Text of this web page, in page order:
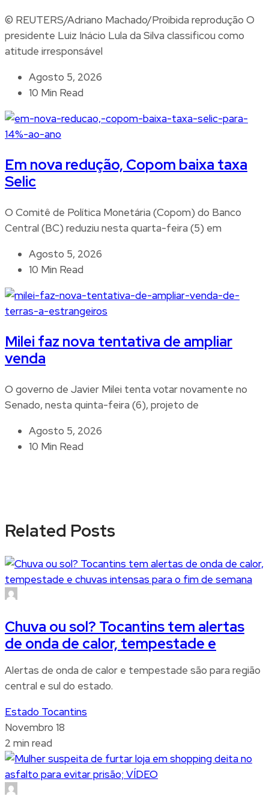
© REUTERS/Adriano Machado/Proibida reprodução O
presidente Luiz Inácio Lula da Silva classificou como
atitude irresponsável
Agosto 5, 2026
10 Min Read
Em nova redução, Copom baixa taxa
Selic
O Comitê de Política Monetária (Copom) do Banco
Central (BC) reduziu nesta quarta-feira (5) em
Agosto 5, 2026
10 Min Read
Milei faz nova tentativa de ampliar
venda
O governo de Javier Milei tenta votar novamente no
Senado, nesta quinta-feira (6), projeto de
Agosto 5, 2026
10 Min Read
Related Posts
Chuva ou sol? Tocantins tem alertas
de onda de calor, tempestade e
Alertas de onda de calor e tempestade são para região
central e sul do estado.
Estado Tocantins
Novembro 18
2 min read